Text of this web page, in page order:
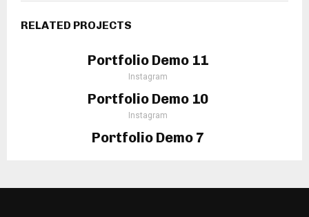
RELATED PROJECTS
Portfolio Demo 11
Instagram
Portfolio Demo 10
Instagram
Portfolio Demo 7